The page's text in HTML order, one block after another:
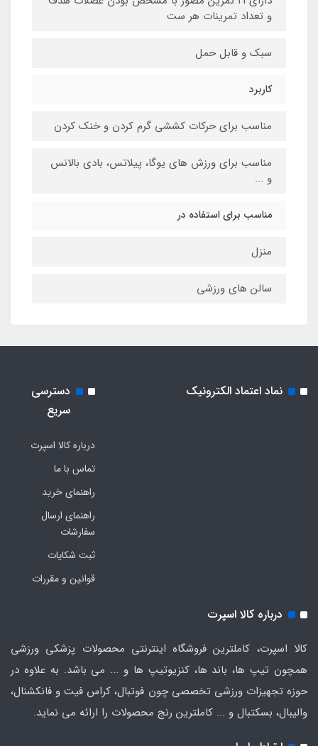
و تعداد تمرینات هر ست
سبک و قابل حمل
کاربرد
مناسب برای حرکات کششی گرم کردن و خنک کردن
مناسب برای ورزش های یوگا، پیلاتس، بادی بالانس
و ...
مناسب برای استفاده در
منزل
سالن های ورزشی
نماد اعتماد الکترونیک
دسترسی
سریع
درباره کالا اسپرت
تماس با ما
راهنمای خرید
راهنمای ارسال
سفارشات
ثبت شکایات
قوانین و مقررات
درباره کالا اسپرت
کالا اسپرت، کاملترین فروشگاه اینترنتی محصولات پزشکی ورزشی
همچون تیپ ها، باند ها، کنزیوتیپ ها و ... می باشد. به علاوه در
حوزه تجهیزات ورزشی تخصصی چون فوتبال، کراس فیت و فانکشنال،
والیبال، بسکتبال و ... کاملترین رنج محصولات را ارائه می نماید.